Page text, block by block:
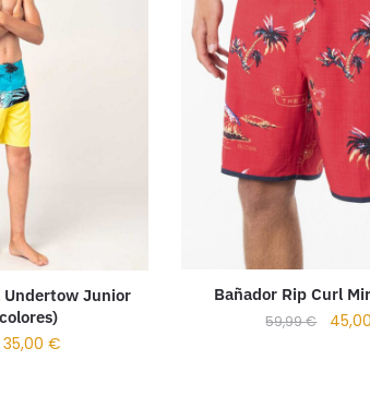
Undertow Junior
35,00€
Bañador Rip Curl
59,99€